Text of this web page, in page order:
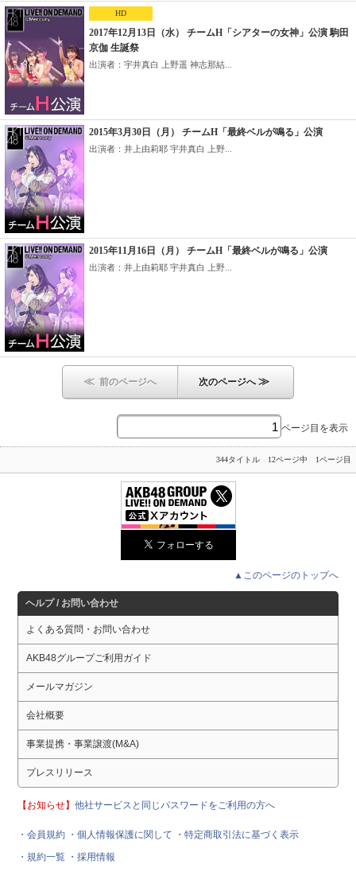
HD
2017年12月13日（水） チームH「シアターの女神」公演 駒田
京伽 生誕祭
出演者：宇井真白 上野遥 神志那結...
2015年3月30日（月） チームH「最終ベルが鳴る」公演
出演者：井上由莉耶 宇井真白 上野...
2015年11月16日（月） チームH「最終ベルが鳴る」公演
出演者：井上由莉耶 宇井真白 上野...
≪ 前のページへ 次のページへ≫
ページ目を表示
344タイトル 12ページ中 1ページ目
▲このページのトップへ
ヘルプ / お問い合わせ
よくある質問・お問い合わせ
AKB48グループご利用ガイド
メールマガジン
会社概要
事業提携・事業譲渡(M&A)
プレスリリース
【お知らせ】他社サービスと同じパスワードをご利用の方へ
・会員規約 ・個人情報保護に関して
・特定商取引法に基づく表示
・規約一覧 ・採用情報